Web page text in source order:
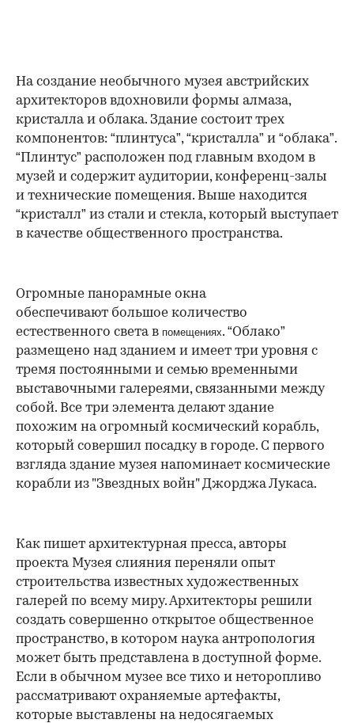
На создание необычного музея австрийских
архитекторов вдохновили формы алмаза,
кристалла и облака. Здание состоит трех
компонентов: “плинтуса”, “кристалла” и “облака”.
“Плинтус” расположен под главным входом в
музей и содержит аудитории, конференц-залы
и технические помещения. Выше находится
“кристалл” из стали и стекла, который выступает
в качестве общественного пространства.
Огромные панорамные окна
обеспечивают большое количество
естественного света в помещениях. “Облако”
размещено над зданием и имеет три уровня с
тремя постоянными и семью временными
выставочными галереями, связанными между
собой. Все три элемента делают здание
похожим на огромный космический корабль,
который совершил посадку в городе. С первого
взгляда здание музея напоминает космические
корабли из "Звездных войн" Джорджа Лукаса.
Как пишет архитектурная пресса, авторы
проекта Музея слияния переняли опыт
строительства известных художественных
галерей по всему миру. Архитекторы решили
создать совершенно открытое общественное
пространство, в котором наука антропология
может быть представлена в доступной форме.
Если в обычном музее все тихо и неторопливо
рассматривают охраняемые артефакты,
которые выставлены на недосягаемых